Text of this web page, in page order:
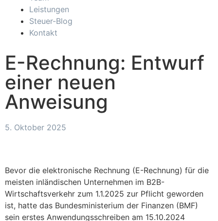
Leistungen
Steuer-Blog
Kontakt
E-Rechnung: Entwurf
einer neuen
Anweisung
5. Oktober 2025
Bevor die elektronische Rechnung (E-Rechnung) für die
meisten inländischen Unternehmen im B2B-
Wirtschaftsverkehr zum 1.1.2025 zur Pflicht geworden
ist, hatte das Bundesministerium der Finanzen (BMF)
sein erstes Anwendungsschreiben am 15.10.2024